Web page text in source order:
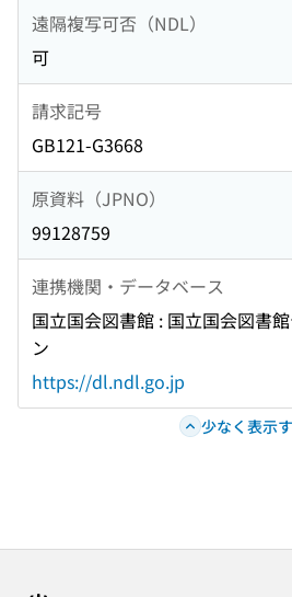
遠隔複写可否（NDL）
可
請求記号
GB121-G3668
原資料（JPNO）
99128759
連携機関・データベース
国立国会図書館 : 国立国会図書
ン
https://dl.ndl.go.jp
少なく表示